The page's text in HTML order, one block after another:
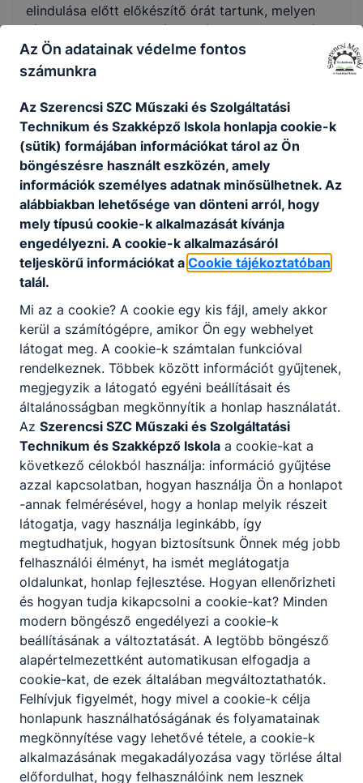
elindulása előtt előkészítő órát tartunk, melyen
részt vesznek az utazó tanulóink szülei is. Az óra
témái: Magyarország határai és történelme, a
pályázattal érintett útvonal, programok
hazaérkezést követően értékelő órán beszéljük
meg a tapasztalatokat. Az utazásokról minden
alkalommal fényképeket, filmeket tartalmazó
írásos és digitális beszámolót készítünk, amelyet
honlapunkon és a helyi médiába jelentetünk meg.
A pályázati kiírás értelmében honlapunkra felkerül
a „Határtalanul” logó is.
Iskolánk, a Szerencsi SZC Műszaki és
Szolgáltatási Technikum és Szakképző Iskolája
immár hatodik éve működik együtt az erdélyi
Szentegyházán található Gábor Áron Líceummal.
A diákok csodálatos helyeken jártak már:
ellátogattak „kincses Kolozsvárra”, a Szent-Anna
tóhoz és környékére, valamint a Parajdi
Sóbányába is. A számos program között
szerepelt a Gyilkos-tó és a Békás –szoros
meglátogatása, a Csíksomlyói Kegytemplom
megtekintése.
A pályázati együttműködésnek a lényege, hogy a
különböző programokon mindkét iskolai diákjai
együttesen vettek részt, közös projekten
dolgoztak az utazások alatt. A munkából minden
szakma tanulói, a női szabók, az asztalosok és az
informatikát tanulók, pincérek stb. kivették a
részüket, nekik a tanulmányaikba is beleszámított
a közös munka. Készítettek már digitális
fotókönyvet az erdélyi és a magyar népviseletről,
népi használati tárgyakról. Készült négynyelvű
szakmai szótár angol, német, magyar és román
nyelven, vagy Bocskai István életéről rendeztünk
vetélkedőt a történelmi tanulmányok alatt
tanultakból.
Az Ön adatainak védelme fontos
számunkra
Az Szerencsi SZC Műszaki és Szolgáltatási
Technikum és Szakképző Iskola honlapja cookie-k
(sütik) formájában információkat tárol az Ön
böngészésre használt eszközén, amely
információk személyes adatnak minősülhetnek. Az
alábbiakban lehetősége van dönteni arról, hogy
mely típusú cookie-k alkalmazását kívánja
engedélyezni. A cookie-k alkalmazásáról
teljeskörű információkat a Cookie tájékoztatóban
talál.
Mi az a cookie? A cookie egy kis fájl, amely akkor
kerül a számítógépre, amikor Ön egy webhelyet
látogat meg. A cookie-k számtalan funkcióval
rendelkeznek. Többek között információt gyűjtenek,
megjegyzik a látogató egyéni beállításait és
általánosságban megkönnyítik a honlap használatát.
Az Szerencsi SZC Műszaki és Szolgáltatási
Technikum és Szakképző Iskola a cookie-kat a
következő célokból használja: információ gyűjtése
azzal kapcsolatban, hogyan használja Ön a honlapot
-annak felmérésével, hogy a honlap melyik részeit
látogatja, vagy használja leginkább, így
megtudhatjuk, hogyan biztosítsunk Önnek még jobb
felhasználói élményt, ha ismét meglátogatja
oldalunkat, honlap fejlesztése. Hogyan ellenőrizheti
és hogyan tudja kikapcsolni a cookie-kat? Minden
modern böngésző engedélyezi a cookie-k
beállításának a változtatását. A legtöbb böngésző
alapértelmezettként automatikusan elfogadja a
cookie-kat, de ezek általában megváltoztathatók.
Felhívjuk figyelmét, hogy mivel a cookie-k célja
honlapunk használhatóságának és folyamatainak
megkönnyítése vagy lehetővé tétele, a cookie-k
alkalmazásának megakadályozása vagy törlése által
előfordulhat, hogy felhasználóink nem lesznek